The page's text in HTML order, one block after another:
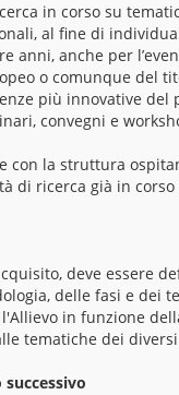
in corso su
al fine di
anni, anche per
o comunque del
più innovative
convegni e
con la struttura
di ricerca già in
deve essere
delle fasi e dei
in funzione
tematiche dei